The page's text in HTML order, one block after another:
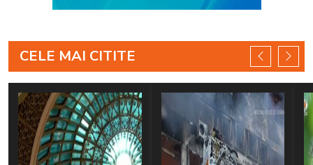
CELE MAI CITITE